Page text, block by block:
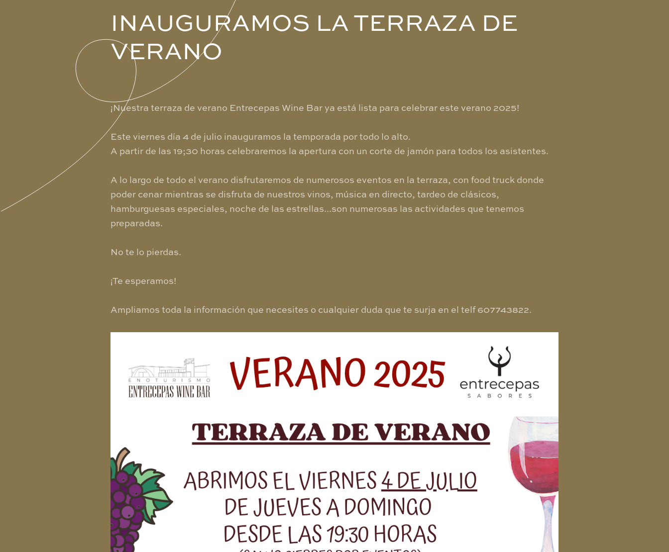
INAUGURAMOS LA TERRAZA DE
VERANO
¡Nuestra terraza de verano Entrecepas Wine Bar ya está lista para celebrar este verano 2025!
Este viernes día 4 de julio inauguramos la temporada por todo lo alto.
A partir de las 19;30 horas celebraremos la apertura con un corte de jamón para todos los asistentes.
A lo largo de todo el verano disfrutaremos de numerosos eventos en la terraza, con food truck donde
poder cenar mientras se disfruta de nuestros vinos, música en directo, tardeo de clásicos,
hamburguesas especiales, noche de las estrellas...son numerosas las actividades que tenemos
preparadas.
No te lo pierdas.
¡Te esperamos!
Ampliamos toda la información que necesites o cualquier duda que te surja en el telf 607743822.